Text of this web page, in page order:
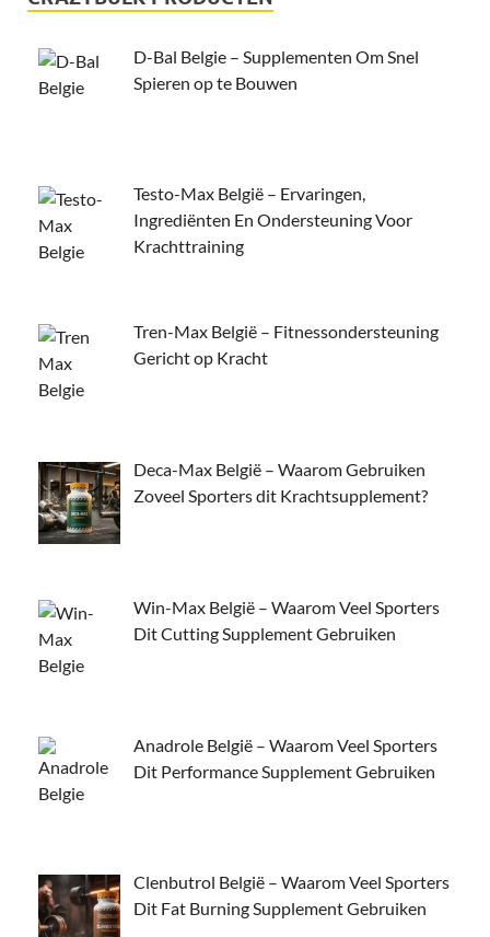
D-Bal Belgie – Supplementen Om Snel
Spieren op te Bouwen
Testo-Max België – Ervaringen,
Ingrediënten En Ondersteuning Voor
Krachttraining
Tren-Max België – Fitnessondersteuning
Gericht op Kracht
Deca-Max België – Waarom Gebruiken
Zoveel Sporters dit Krachtsupplement?
Win-Max België – Waarom Veel Sporters
Dit Cutting Supplement Gebruiken
Anadrole België – Waarom Veel Sporters
Dit Performance Supplement Gebruiken
Clenbutrol België – Waarom Veel Sporters
Dit Fat Burning Supplement Gebruiken